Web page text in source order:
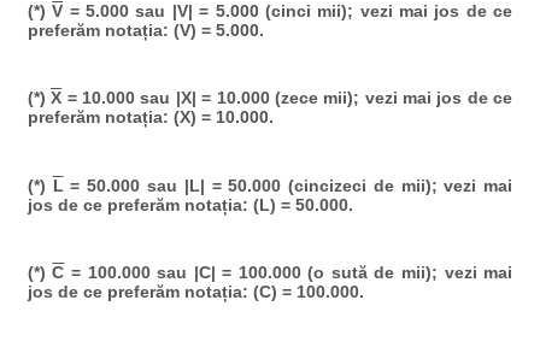
(*)V = 5.000 sau |V| = 5.000 (cinci mii); vezi mai jos de ce
preferăm notația: (V) = 5.000.
(*)X = 10.000 sau |X| = 10.000 (zece mii); vezi mai jos de ce
preferăm notația: (X) = 10.000.
(*) L = 50.000 sau |L| = 50.000 (cincizeci de mii); vezi mai
jos de ce preferăm notația: (L) = 50.000.
(*)C = 100.000 sau |C| = 100.000 (o sută de mii); vezi mai
jos de ce preferăm notația: (C) = 100.000.